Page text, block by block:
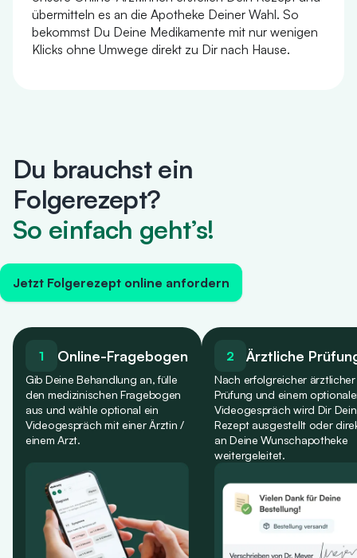
übermitteln es an die Apotheke Deiner Wahl. So
bekommst Du Deine Medikamente mit nur wenigen
Klicks ohne Umwege direkt zu Dir nach Hause.
Du brauchst ein
Folgerezept?
So einfach geht’s!
Jetzt Folgerezept online anfordern
1 Online-Fragebogen
Gib Deine Behandlung an, fülle
den medizinischen Fragebogen
aus und wähle optional ein
Videogespräch mit einer Ärztin /
einem Arzt.
2 Ärztliche
Nach erfolgreicher ärztlicher
Prüfung und einem
Videogespräch wird Dir Dein
Rezept ausgestellt oder
an Deine Wunschapotheke
weitergeleitet.